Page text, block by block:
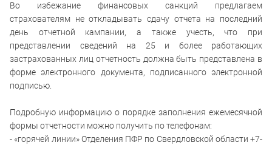
Во избежание финансовых санкций предлагаем
страхователям не откладывать сдачу отчета на последний
день отчетной кампании, а также учесть, что при
представлении сведений на 25 и более работающих
застрахованных лиц отчетность должна быть представлена в
форме электронного документа, подписанного электронной
подписью.
Подробную информацию о порядке заполнения ежемесячной
формы отчетности можно получить по телефонам:
- «горячей линии» Отделения ПФР по Свердловской области +7-